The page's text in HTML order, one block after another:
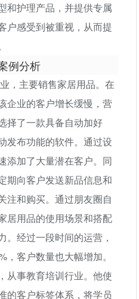
和护理产品，并提供专属
户感受到被重视，从而提
例分析
，主要销售家居用品。在
企业的客户增长缓慢，营
择了一款具备自动加好
发布功能的软件。通过设
添加了大量潜在客户。同
期向客户发送新品信息和
注和购买。通过朋友圈自
居用品的使用场景和搭配
。经过一段时间的运营，
客户数量也大幅增加。
从事教育培训行业。他使
的客户标签体系，将学员